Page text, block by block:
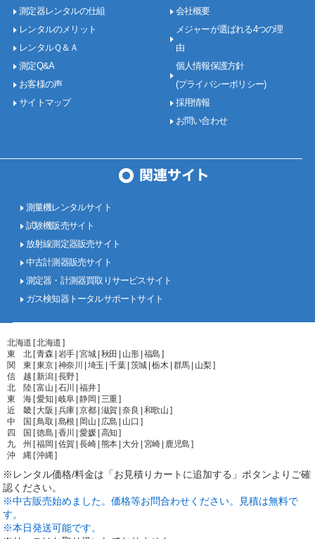
測定器レンタルの仕組
レンタルのメリット
レンタルＱ＆Ａ
測定Q&A
お客様の声
サイトマップ
会社概要
メジャーが選ばれる4つの理
由
個人情報保護方針
(プライバシーポリシー)
採用情報
お問い合わせ
測量機レンタルサイト
試験機販売サイト
放射線測定器販売サイト
中古計測器販売サイト
測定器・計測器買取りサービスサイト
ガス検知器トータルサポートサイト
北海道 [ 北海道 ]
東 北 [ 青森 | 岩手 | 宮城 | 秋田 | 山形 | 福島 ]
関 東 [ 東京 | 神奈川 | 埼玉 | 千葉 | 茨城 | 栃木 | 群馬 | 山梨 ]
信 越 [ 新潟 | 長野 ]
北 陸 [ 富山 | 石川 | 福井 ]
東 海 [ 愛知 | 岐阜 | 静岡 | 三重 ]
近 畿 [ 大阪 | 兵庫 | 京都 | 滋賀 | 奈良 | 和歌山 ]
中 国 [ 鳥取 | 島根 | 岡山 | 広島 | 山口 ]
四 国 [ 徳島 | 香川 | 愛媛 | 高知 ]
九 州 [ 福岡 | 佐賀 | 長崎 | 熊本 | 大分 | 宮崎 | 鹿児島 ]
沖 縄 [ 沖縄 ]
※レンタル価格/料金は「お見積りカートに追加する」ボタンよりご確
認ください。
※中古販売始めました。価格等お問合わせください。見積は無料で
す。
※本日発送可能です。